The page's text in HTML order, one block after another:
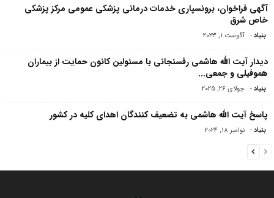
آگهی فراخوان، برونسپاری خدمات درمانی پزشکی عمومی مرکز پزشکی
خاص شرق
بنیاد- آگوست 1, 2023
دیدار آیت الله هاشمی رفسنجانی با مسئولین کانون حمایت از بیماران
هموفیلى و جمعى...
بنیاد- جولای 26, 2025
پاسخ آیت الله هاشمی به تضعیف کنندگان اهدای کلیه در کشور
بنیاد- نوامبر 18, 2024